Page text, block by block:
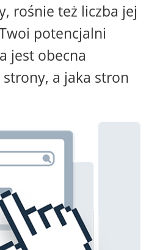
rośnie też liczba jej
potencjalni
jest obecna
a jaka stron